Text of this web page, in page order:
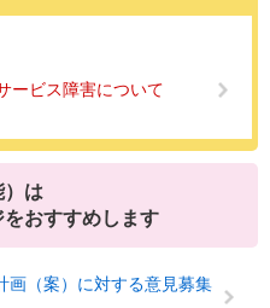
ービス障害について
）は
をおすすめします
画（案）に対する意見募集